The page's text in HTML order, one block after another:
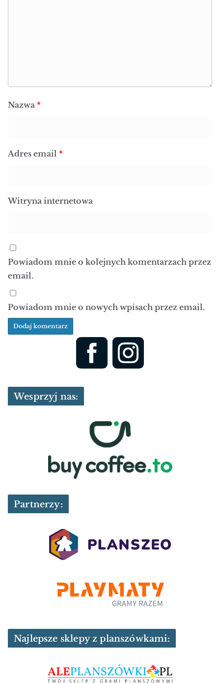
Nazwa *
Adres email *
Witryna internetowa
Powiadom mnie o kolejnych komentarzach przez
email.
Powiadom mnie o nowych wpisach przez email.
Wesprzyj nas:
Partnerzy:
Najlepsze sklepy z planszówkami: